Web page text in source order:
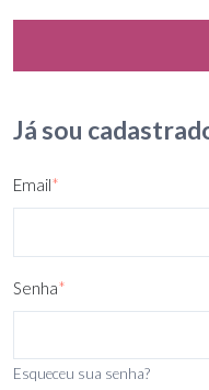
Já sou
Email*
Senha*
Esqueceu sua senha?